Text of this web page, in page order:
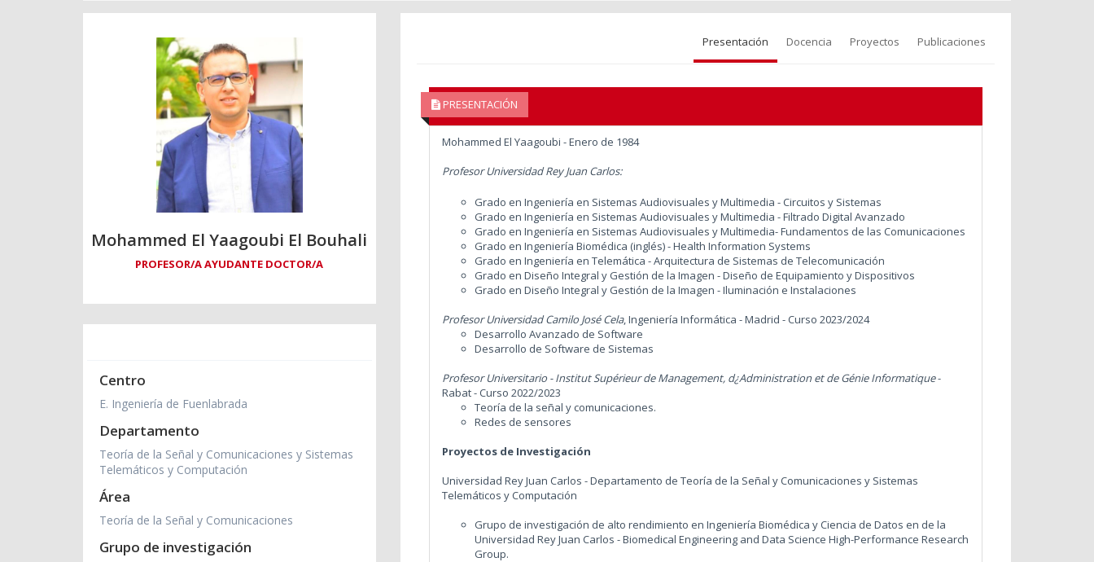
Mohammed El Yaagoubi El Bouhali
PROFESOR/A AYUDANTE DOCTOR/A
Centro
E. Ingeniería de Fuenlabrada
Departamento
Teoría de la Señal y Comunicaciones y Sistemas
Telemáticos y Computación
Área
Teoría de la Señal y Comunicaciones
Grupo de investigación
Presentación Docencia Proyectos Publicaciones
PRESENTACIÓN
Mohammed El Yaagoubi - Enero de 1984
Profesor Universidad Rey Juan Carlos:
Grado en Ingeniería en Sistemas Audiovisuales y Multimedia - Circuitos y Sistemas
Grado en Ingeniería en Sistemas Audiovisuales y Multimedia - Filtrado Digital Avanzado
Grado en Ingeniería en Sistemas Audiovisuales y Multimedia- Fundamentos de las Comunicaciones
Grado en Ingeniería Biomédica (inglés) - Health Information Systems
Grado en Ingeniería en Telemática - Arquitectura de Sistemas de Telecomunicación
Grado en Diseño Integral y Gestión de la Imagen - Diseño de Equipamiento y Dispositivos
Grado en Diseño Integral y Gestión de la Imagen - Iluminación e Instalaciones
Profesor Universidad Camilo José Cela, Ingeniería Informática - Madrid - Curso 2023/2024
Desarrollo Avanzado de Software
Desarrollo de Software de Sistemas
Profesor Universitario - Institut Supérieur de Management, d¿Administration et de Génie Informatique-
Rabat - Curso 2022/2023
Teoría de la señal y comunicaciones.
Redes de sensores
Proyectos de Investigación
Universidad Rey Juan Carlos - Departamento de Teoría de la Señal y Comunicaciones y Sistemas
Telemáticos y Computación
Grupo de investigación de alto rendimiento en Ingeniería Biomédica y Ciencia de Datos en de la
Universidad Rey Juan Carlos - Biomedical Engineering and Data Science High-Performance Research
Group.